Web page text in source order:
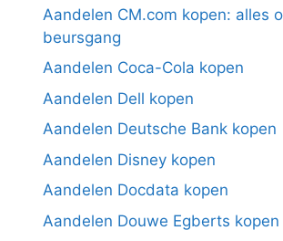
Aandelen CM.com kopen: alles
beursgang
Aandelen Coca-Cola kopen
Aandelen Dell kopen
Aandelen Deutsche Bank kopen
Aandelen Disney kopen
Aandelen Docdata kopen
Aandelen Douwe Egberts kopen